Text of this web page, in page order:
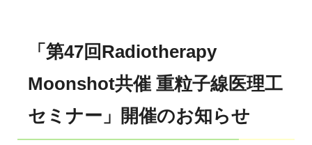
「第47回Radiotherapy
Moonshot共催 重粒子線医理工
セミナー」開催のお知らせ